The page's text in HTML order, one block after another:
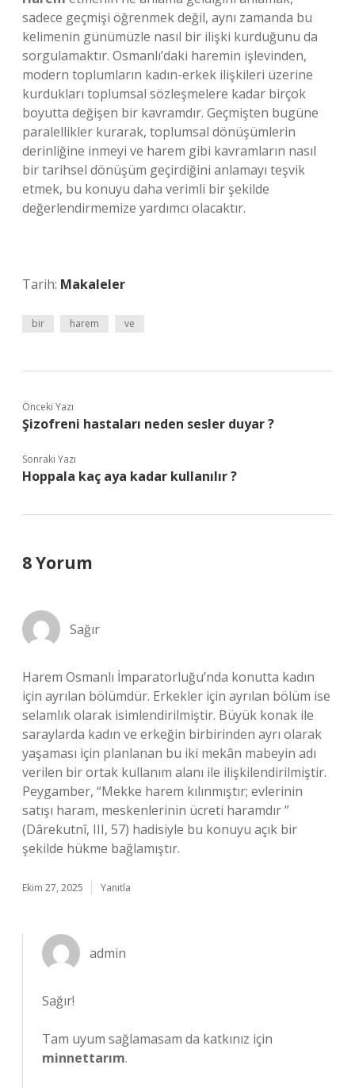
sadece geçmişi öğrenmek değil, aynı zamanda bu
kelimenin günümüzle nasıl bir ilişki kurduğunu da
sorgulamaktır. Osmanlı’daki haremin işlevinden,
modern toplumların kadın-erkek ilişkileri üzerine
kurdukları toplumsal sözleşmelere kadar birçok
boyutta değişen bir kavramdır. Geçmişten bugüne
paralellikler kurarak, toplumsal dönüşümlerin
derinliğine inmeyi ve harem gibi kavramların nasıl
bir tarihsel dönüşüm geçirdiğini anlamayı teşvik
etmek, bu konuyu daha verimli bir şekilde
değerlendirmemize yardımcı olacaktır.
Tarih: Makaleler
bir harem ve
Önceki Yazı
Şizofreni hastaları neden sesler duyar ?
Sonraki Yazı
Hoppala kaç aya kadar kullanılır ?
8 Yorum
Sağır
Harem Osmanlı İmparatorluğu’nda konutta kadın
için ayrılan bölümdür. Erkekler için ayrılan bölüm ise
selamlık olarak isimlendirilmiştir. Büyük konak ile
saraylarda kadın ve erkeğin birbirinden ayrı olarak
yaşaması için planlanan bu iki mekân mabeyin adı
verilen bir ortak kullanım alanı ile ilişkilendirilmiştir.
Peygamber, “Mekke harem kılınmıştır; evlerinin
satışı haram, meskenlerinin ücreti haramdır ”
(Dârekutnî, III, 57) hadisiyle bu konuyu açık bir
şekilde hükme bağlamıştır.
Ekim 27, 2025 Yanıtla
admin
Sağır!
Tam uyum sağlamasam da katkınız için
minnettarım.